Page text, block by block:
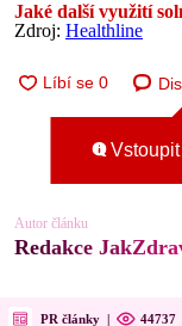
Jaké další využití
Zdroj: Healthline
Vstoupit
Autor článku
Redakce
PR články | 44737